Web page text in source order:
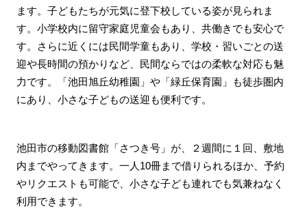
ます。子どもたちが元気に登下校している姿が見られま
す。小学校内に留守家庭児童会もあり、共働きでも安心で
す。さらに近くには民間学童もあり、学校・習いごとの送
迎や長時間の預かりなど、民間ならではの柔軟な対応も魅
力です。「池田旭丘幼稚園」や「緑丘保育園」も徒歩圏内
にあり、小さな子どもの送迎も便利です。
池田市の移動図書館「さつき号」が、２週間に１回、敷地
内までやってきます。一人10冊まで借りられるほか、予約
やリクエストも可能で、小さな子ども連れでも気兼ねなく
利用できます。